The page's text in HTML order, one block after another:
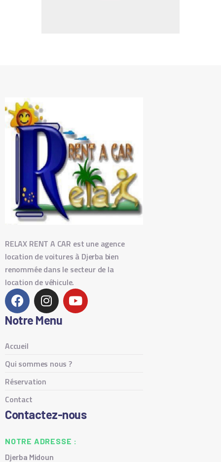
RELAX RENT A CAR est une agence
location de voitures à Djerba bien
renommée dans le secteur de la
location de véhicule.
Notre Menu
Accueil
Qui sommes nous ?
Réservation
Contact
Contactez-nous
NOTRE ADRESSE :
Djerba Midoun